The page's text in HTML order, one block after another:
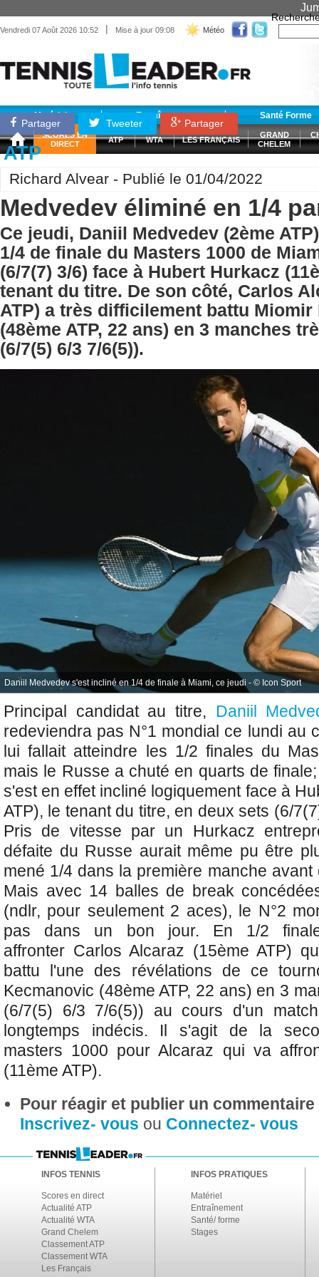
Vendredi 07 Août 2026 10:52 | Mise à jour 09:08 Météo
Matériel Entraînement Santé Forme
SCORES EN
DIRECT
ATP WTA LES FRANÇAIS
GRAND
CHELEM
Partager Tweeter Partager
ATP
Richard Alvear - Publié le 01/04/2022
Medvedev éliminé en 1/4
Ce jeudi, Daniil Medvedev (2ème
1/4 de finale du Masters 1000 de
(6/7(7) 3/6) face à Hubert Hurkacz
tenant du titre. De son côté, Carlos
ATP) a très difficilement battu
(48ème ATP, 22 ans) en 3 manches
(6/7(5) 6/3 7/6(5)).
Daniil Medvedev s'est incliné en 1/4 de finale à Miami, ce jeudi - © Icon Sport
Principal candidat au titre, Daniil
redeviendra pas N°1 mondial ce lundi au
lui fallait atteindre les 1/2 finales du
mais le Russe a chuté en quarts de
s'est en effet incliné logiquement face à
ATP), le tenant du titre, en deux sets (6/
Pris de vitesse par un Hurkacz
défaite du Russe aurait même pu être
mené 1/4 dans la première manche
Mais avec 14 balles de break
(ndlr, pour seulement 2 aces), le N°2
pas dans un bon jour. En 1/2
affronter Carlos Alcaraz (15ème ATP)
battu l'une des révélations de ce
Kecmanovic (48ème ATP, 22 ans) en 3
(6/7(5) 6/3 7/6(5)) au cours d'un
longtemps indécis. Il s'agit de la
masters 1000 pour Alcaraz qui va
(11ème ATP).
Pour réagir et publier un
Inscrivez- vous ou Connectez- vous
INFOS TENNIS
Scores en direct
Actualité ATP
Actualité WTA
Grand Chelem
Classement ATP
Classement WTA
Les Français
INFOS PRATIQUES
Matériel
Entraînement
Santé/ forme
Stages